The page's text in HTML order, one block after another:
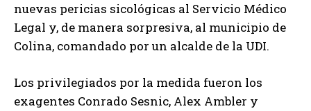
nuevas pericias sicológicas al Servicio Médico
Legal y, de manera sorpresiva, al municipio de
Colina, comandado por un alcalde de la UDI.
Los privilegiados por la medida fueron los
exagentes Conrado Sesnic, Alex Ambler y